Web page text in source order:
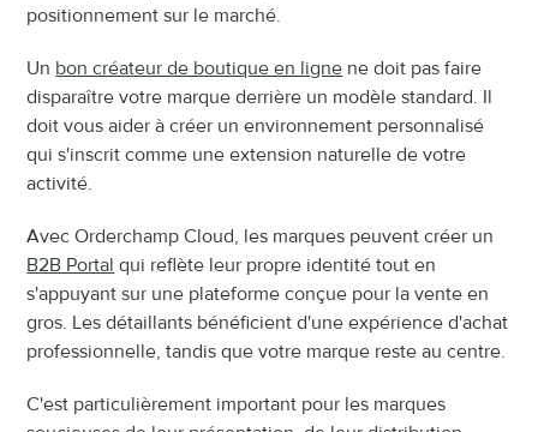
positionnement sur le marché.
Un bon créateur de boutique en ligne ne doit pas faire
disparaître votre marque derrière un modèle standard. Il
doit vous aider à créer un environnement personnalisé
qui s'inscrit comme une extension naturelle de votre
activité.
B2B Portal qui reflète leur propre identité tout en
s'appuyant sur une plateforme conçue pour la vente en
gros. Les détaillants bénéficient d'une expérience d'achat
professionnelle, tandis que votre marque reste au centre.
C'est particulièrement important pour les marques